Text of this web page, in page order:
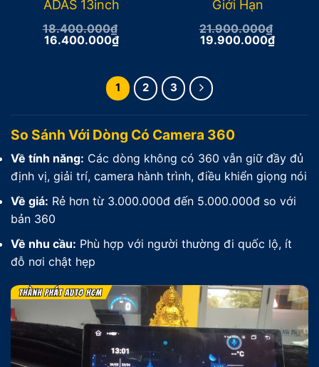
ADAS 13inch
18.400.000₫
Giá
18.400.000₫.
16.400.000₫Giá
là:
16.400.000₫.
Giới Hạn
21.900.000₫
Giá
21.900.000₫.
19.900.000₫Giá
1 2 3
So Sánh Với Dòng Có Camera 360
Về tính năng: Các dòng không có 360 vẫn giữ đầy đủ
định vị, giải trí, camera hành trình, điều khiển giọng nói
Về giá: Rẻ hơn từ 3.000.000đ đến 5.000.000đ so với
bản 360
Về nhu cầu: Phù hợp với người thường đi quốc lộ, ít
đỗ nơi chật hẹp